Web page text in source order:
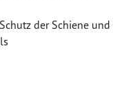
der Schiene und